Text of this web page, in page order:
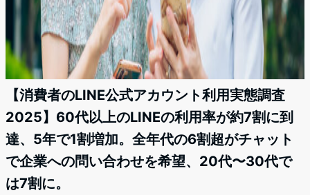
【消費者のLINE公式アカウント利用実態調査
2025】60代以上のLINEの利用率が約7割に到
達、5年で1割増加。全年代の6割超がチャット
で企業への問い合わせを希望、20代〜30代で
は7割に。